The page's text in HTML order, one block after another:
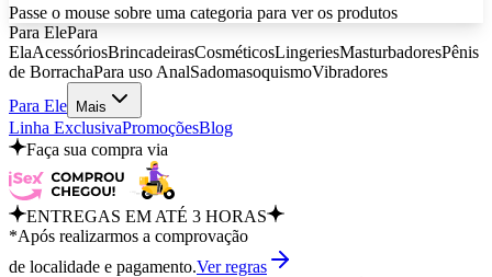
Passe o mouse sobre uma categoria para ver os produtos
Para ElePara
ElaAcessóriosBrincadeirasCosméticosLingeriesMasturbadoresPênis
de BorrachaPara uso AnalSadomasoquismoVibradores
Para Ele
Mais
Linha ExclusivaPromoçõesBlog
Faça sua compra via
ENTREGAS EM ATÉ 3 HORAS
*Após realizarmos a comprovação
de localidade e pagamento.Ver regras